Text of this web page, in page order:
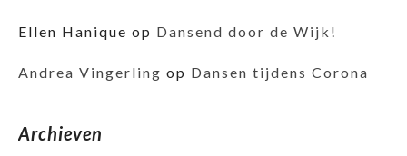
Ellen Hanique op Dansend door de Wijk!
Andrea Vingerling op Dansen tijdens Corona
Archieven